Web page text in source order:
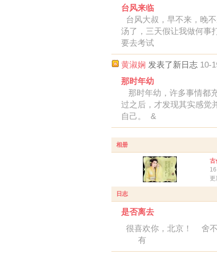
台风来临
台风大叔，早不来，晚
汤了，三天假让我做何
要去考试
黄淑娴 发表了新日志 10-
那时年幼
那时年幼，许多事情都
过之后，才发现其实感觉
自己。 &
相册
古
更
日志
是否离去
很喜欢你，北京！ 舍
有